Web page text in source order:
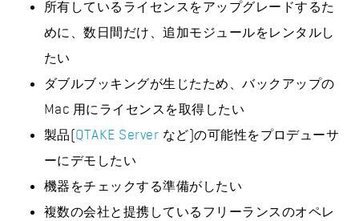
所有しているライセンスをアップグレードするた
めに、数日間だけ、追加モジュールをレンタルし
たい
ダブルブッキングが生じたため、バックアップの
Mac 用にライセンスを取得したい
製品(QTAKE Server など)の可能性をプロデューサ
ーにデモしたい
機器をチェックする準備がしたい
複数の会社と提携しているフリーランスのオペレ